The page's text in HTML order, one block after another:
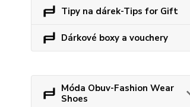
Tipy na dárek-Tips for Gift
Dárkové boxy a vouchery
Móda Obuv-Fashion Wear
Shoes